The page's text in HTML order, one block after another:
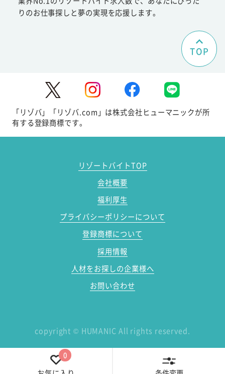
りのお仕事探しと夢の実現を応援します。
TOP
「リゾバ」「リゾバ.com」は株式会社ヒューマニックが所
有する登録商標です。
リゾートバイトTOP
会社概要
福利厚生
プライバシーポリシーについて
登録商標について
採用情報
人材をお探しの企業様へ
お問い合わせ
copyright © HUMANIC All rights reserved.
0